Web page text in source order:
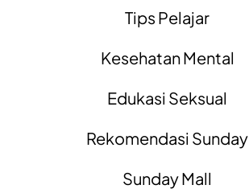
Tips Pelajar
Kesehatan Mental
Edukasi Seksual
Rekomendasi Sunday
Sunday Mall